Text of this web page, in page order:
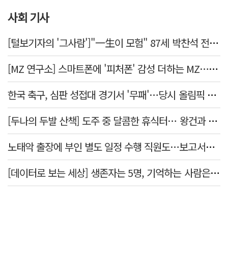
사회 기사
[털보기자의 '그사람']"一生이 모험" 87세 박찬석 전 경북대 총장
[MZ 연구소] 스마트폰에 '피처폰' 감성 더하는 MZ… 히퍼와 줄이어폰
한국 축구, 심판 성접대 경기서 '무패'…당시 올림픽 감독은 홍명보
[두나의 두발 산책] 도주 중 달콤한 휴식터… 왕건과 지명 산책
노태악 출장에 부인 별도 일정 수행 직원도…보고서엔 '공식일정 참석'
[데이터로 보는 세상] 생존자는 5명, 기억하는 사람은 늘었다